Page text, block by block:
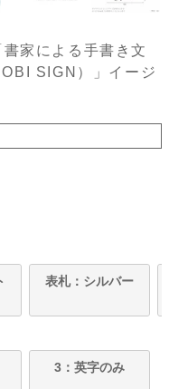
家による手書き文
SIGN）」イージ
表札：シルバー
3：英字のみ